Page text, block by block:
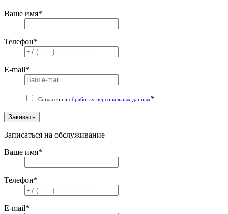
Ваше имя*
Телефон*
E-mail*
Согласен на обработку персональных данных*
Заказать
Записаться на обслуживание
Ваше имя*
Телефон*
E-mail*